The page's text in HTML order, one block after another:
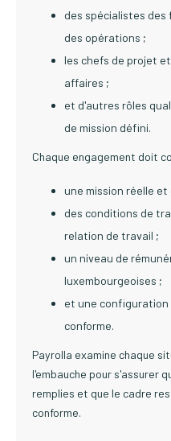
des spécialistes
des opérations ;
les chefs de projet
affaires ;
et d'autres rôles
de mission défini.
Chaque engagement doit
une mission réelle
des conditions de
relation de travail ;
un niveau de
luxembourgeoises ;
et une
conforme.
Payrolla examine chaque
l'embauche pour s'assurer
remplies et que le cadre
conforme.